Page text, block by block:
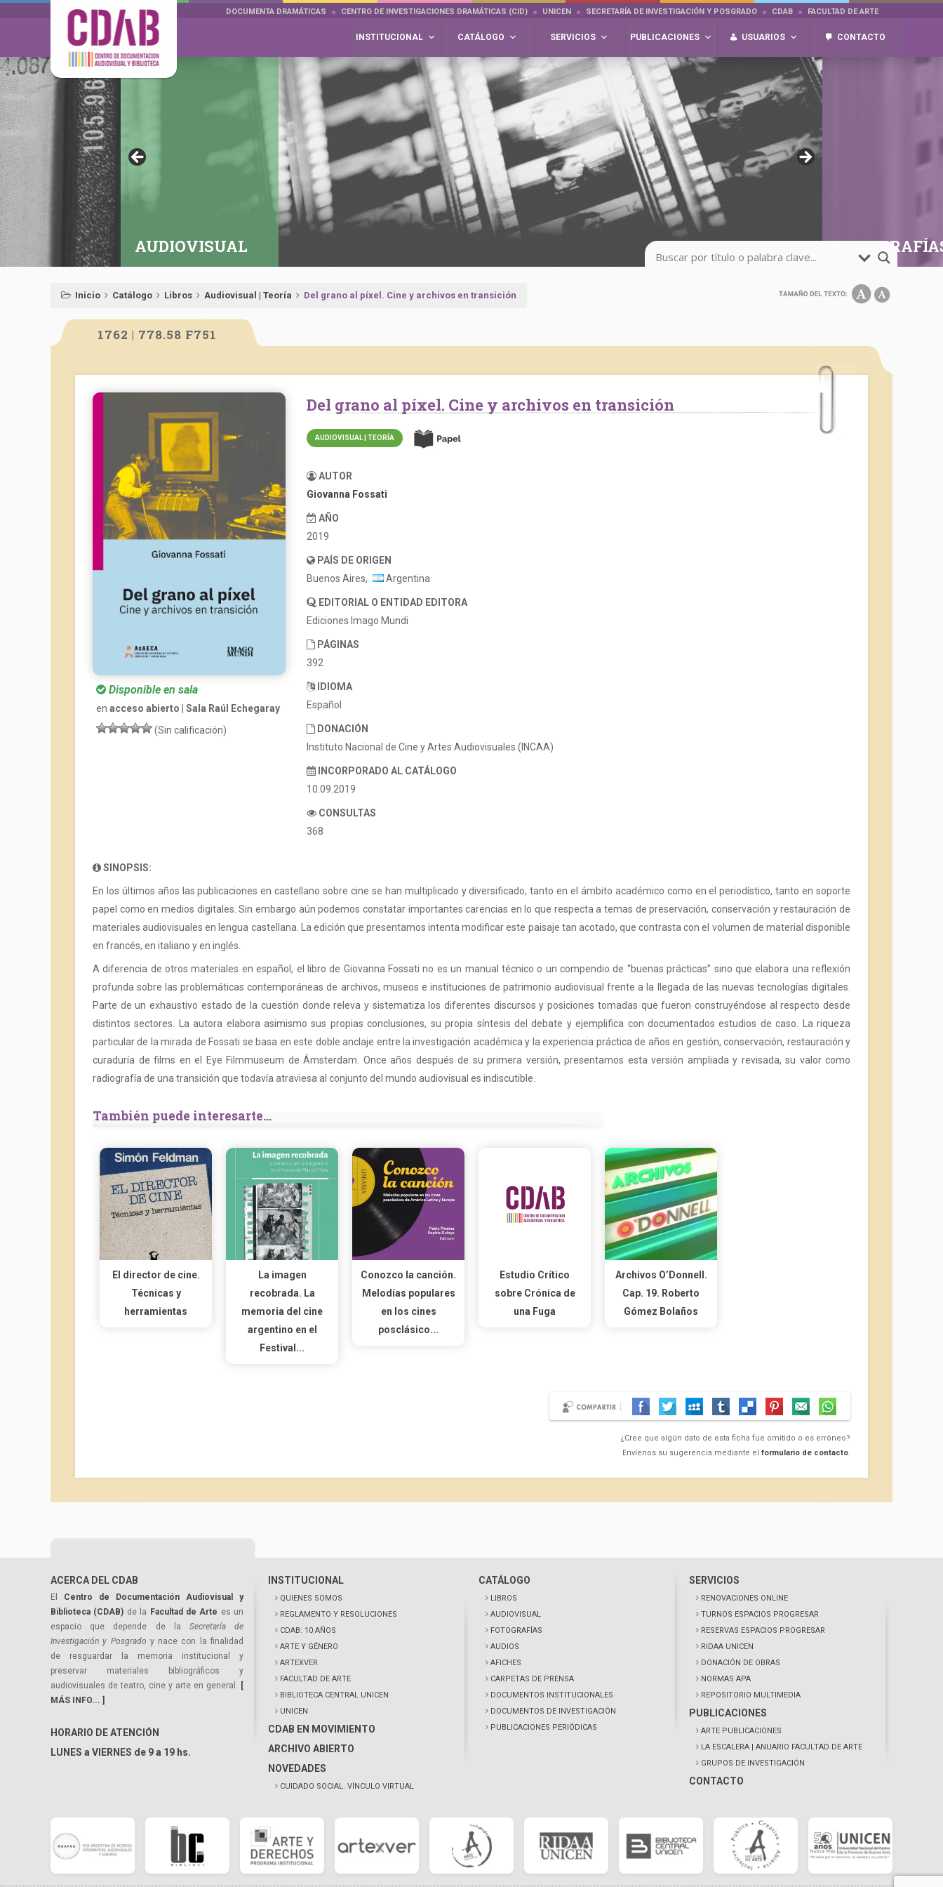
DOCUMENTA DRAMÁTICAS CENTRO DE INVESTIGACIONES DRAMÁTICAS (CID) UNICEN SECRETARÍA DE INVESTIGACIÓN Y POSGRADO CDAB FACULTAD DE ARTE
INSTITUCIONAL CATÁLOGO SERVICIOS PUBLICACIONES USUARIOS CONTACTO
AUDIOVISUAL
Inicio Catálogo Libros Audiovisual | Teoría Del grano al píxel. Cine y archivos en transición
1762 | 778.58 F751
Disponible en sala
en acceso abierto | Sala Raúl Echegaray
(Sin calificación)
Del grano al píxel. Cine y archivos en transición
AUDIOVISUAL | TEORÍA
AUTOR
Giovanna Fossati
AÑO
2019
PAÍS DE ORIGEN
Buenos Aires,
Argentina
EDITORIAL O ENTIDAD EDITORA
Ediciones Imago Mundi
PÁGINAS
392
IDIOMA
Español
DONACIÓN
Instituto Nacional de Cine y Artes Audiovisuales (INCAA)
INCORPORADO AL CATÁLOGO
10.09.2019
CONSULTAS
368
SINOPSIS:
En los últimos años las publicaciones en castellano sobre cine se han multiplicado y diversificado, tanto en el ámbito académico como en el periodístico, tanto en soporte
papel como en medios digitales. Sin embargo aún podemos constatar importantes carencias en lo que respecta a temas de preservación, conservación y restauración de
materiales audiovisuales en lengua castellana. La edición que presentamos intenta modificar este paisaje tan acotado, que contrasta con el volumen de material disponible
en francés, en italiano y en inglés.
A diferencia de otros materiales en español, el libro de Giovanna Fossati no es un manual técnico o un compendio de “buenas prácticas” sino que elabora una reflexión
profunda sobre las problemáticas contemporáneas de archivos, museos e instituciones de patrimonio audiovisual frente a la llegada de las nuevas tecnologías digitales.
Parte de un exhaustivo estado de la cuestión donde releva y sistematiza los diferentes discursos y posiciones tomadas que fueron construyéndose al respecto desde
distintos sectores. La autora elabora asimismo sus propias conclusiones, su propia síntesis del debate y ejemplifica con documentados estudios de caso. La riqueza
particular de la mirada de Fossati se basa en este doble anclaje entre la investigación académica y la experiencia práctica de años en gestión, conservación, restauración y
curaduría de films en el Eye Filmmuseum de Ámsterdam. Once años después de su primera versión, presentamos esta versión ampliada y revisada, su valor como
radiografía de una transición que todavía atraviesa al conjunto del mundo audiovisual es indiscutible.
También puede interesarte...
El director de cine.
Técnicas y
herramientas
La imagen
recobrada. La
memoria del cine
argentino en el
Festival...
Conozco la canción.
Melodías populares
en los cines
posclásico...
Estudio Crítico
sobre Crónica de
una Fuga
Archivos O’Donnell.
Cap. 19. Roberto
Gómez Bolaños
¿Cree que algún dato de esta ficha fue omitido o es erróneo?
Envíenos su sugerencia mediante el formulario de contacto.
ACERCA DEL CDAB
El Centro de Documentación Audiovisual y
Biblioteca (CDAB) de la Facultad de Arte es un
espacio que depende de la Secretaría de
Investigación y Posgrado y nace con la finalidad
de resguardar la memoria institucional y
preservar materiales bibliográficos y
audiovisuales de teatro, cine y arte en general. [
MÁS INFO... ]
HORARIO DE ATENCIÓN
LUNES a VIERNES de 9 a 19 hs.
INSTITUCIONAL
QUIENES SOMOS
REGLAMENTO Y RESOLUCIONES
CDAB: 10 AÑOS
ARTE Y GÉNERO
ARTEXVER
FACULTAD DE ARTE
BIBLIOTECA CENTRAL UNICEN
UNICEN
CDAB EN MOVIMIENTO
ARCHIVO ABIERTO
NOVEDADES
CUIDADO SOCIAL. VÍNCULO VIRTUAL
CATÁLOGO
LIBROS
AUDIOVISUAL
FOTOGRAFÍAS
AUDIOS
AFICHES
CARPETAS DE PRENSA
DOCUMENTOS INSTITUCIONALES
DOCUMENTOS DE INVESTIGACIÓN
PUBLICACIONES PERIÓDICAS
SERVICIOS
RENOVACIONES ONLINE
TURNOS ESPACIOS PROGRESAR
RESERVAS ESPACIOS PROGRESAR
RIDAA UNICEN
DONACIÓN DE OBRAS
NORMAS APA
REPOSITORIO MULTIMEDIA
PUBLICACIONES
ARTE PUBLICACIONES
LA ESCALERA | ANUARIO FACULTAD DE ARTE
GRUPOS DE INVESTIGACIÓN
CONTACTO